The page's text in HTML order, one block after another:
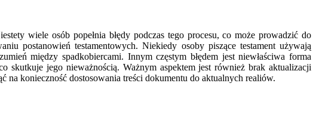
wiele osób popełnia błędy podczas tego procesu, co może prowadzić do
postanowień testamentowych. Niekiedy osoby piszące testament używają
między spadkobiercami. Innym częstym błędem jest niewłaściwa forma
skutkuje jego nieważnością. Ważnym aspektem jest również brak aktualizacji
na konieczność dostosowania treści dokumentu do aktualnych realiów.